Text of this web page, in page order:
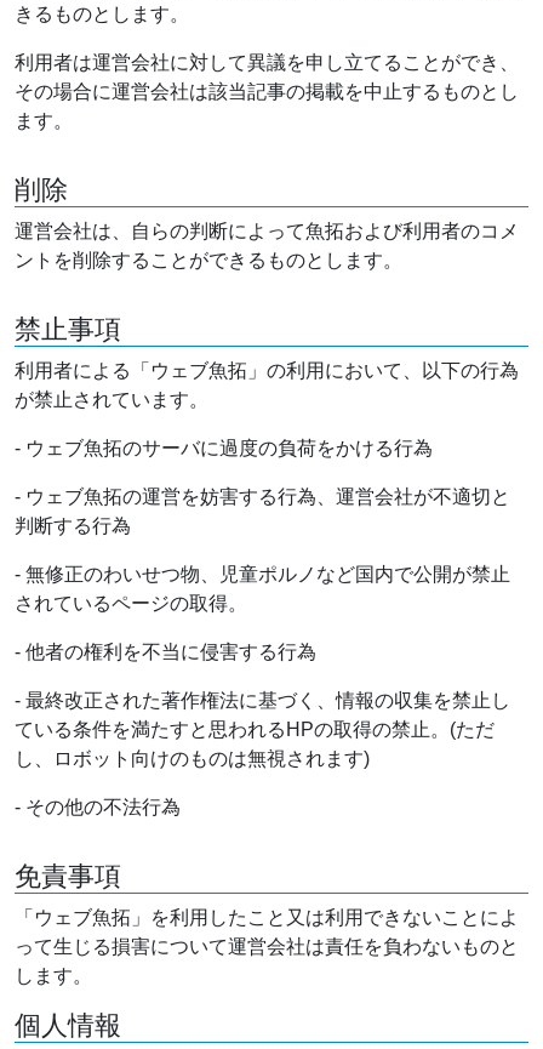
きるものとします。
利用者は運営会社に対して異議を申し立てることができ、
その場合に運営会社は該当記事の掲載を中止するものとし
ます。
削除
運営会社は、自らの判断によって魚拓および利用者のコメ
ントを削除することができるものとします。
禁止事項
利用者による「ウェブ魚拓」の利用において、以下の行為
が禁止されています。
- ウェブ魚拓のサーバに過度の負荷をかける行為
- ウェブ魚拓の運営を妨害する行為、運営会社が不適切と
判断する行為
- 無修正のわいせつ物、児童ポルノなど国内で公開が禁止
されているページの取得。
- 他者の権利を不当に侵害する行為
- 最終改正された著作権法に基づく、情報の収集を禁止し
ている条件を満たすと思われるHPの取得の禁止。(ただ
し、ロボット向けのものは無視されます)
- その他の不法行為
免責事項
「ウェブ魚拓」を利用したこと又は利用できないことによ
って生じる損害について運営会社は責任を負わないものと
します。
個人情報